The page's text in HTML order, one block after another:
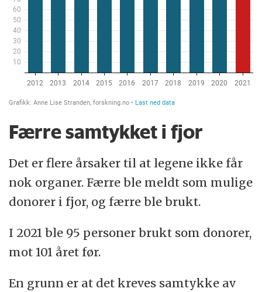
Færre samtykket i fjor
Det er flere årsaker til at legene ikke får
nok organer. Færre ble meldt som mulige
donorer i fjor, og færre ble brukt.
I 2021 ble 95 personer brukt som donorer,
mot 101 året før.
En grunn er at det kreves samtykke av